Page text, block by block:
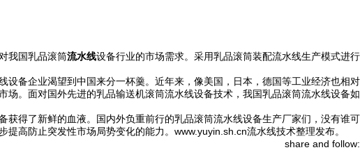
我国乳品滚筒流水线设备行业的市场需求。采用乳品滚筒装配流水线生产模式进行
备企业渴望到中国来分一杯羹。近年来，像美国，日本，德国等工业经济也相对
。面对国外先进的乳品输送机滚筒流水线设备技术，我国乳品滚筒流水线设备如
得了新鲜的血液。国内外负重前行的乳品滚筒流水线设备生产厂家们，没有谁可
高防止突发性市场局势变化的能力。www.yuyin.sh.cn流水线技术整理发布。
share and follow: